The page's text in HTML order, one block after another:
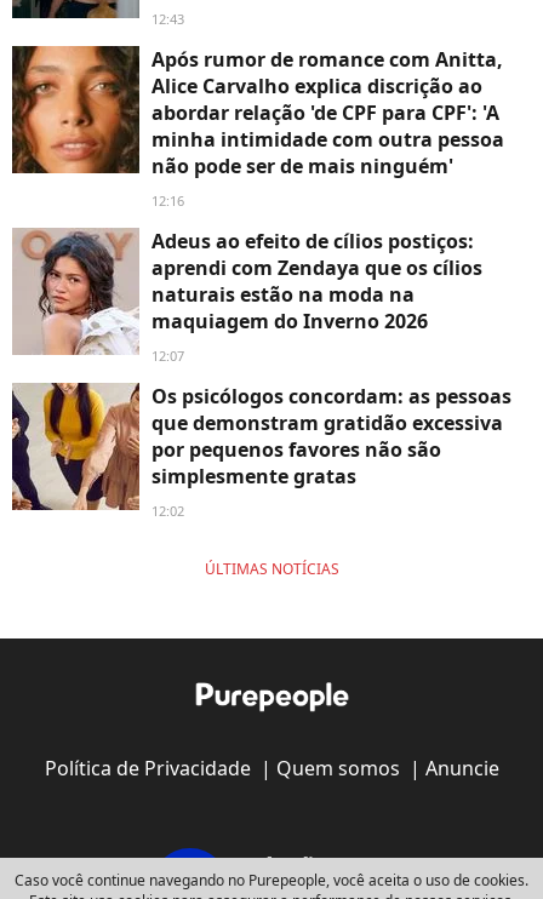
12:43
Após rumor de romance com Anitta,
Alice Carvalho explica discrição ao
abordar relação 'de CPF para CPF': 'A
minha intimidade com outra pessoa
não pode ser de mais ninguém'
12:16
Adeus ao efeito de cílios postiços:
aprendi com Zendaya que os cílios
naturais estão na moda na
maquiagem do Inverno 2026
12:07
Os psicólogos concordam: as pessoas
que demonstram gratidão excessiva
por pequenos favores não são
simplesmente gratas
12:02
ÚLTIMAS NOTÍCIAS
Política de Privacidade| Quem somos | Anuncie
Caso você continue navegando no Purepeople, você aceita o uso de cookies.